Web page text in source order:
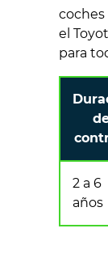
coches
el
para
2 a 6
años